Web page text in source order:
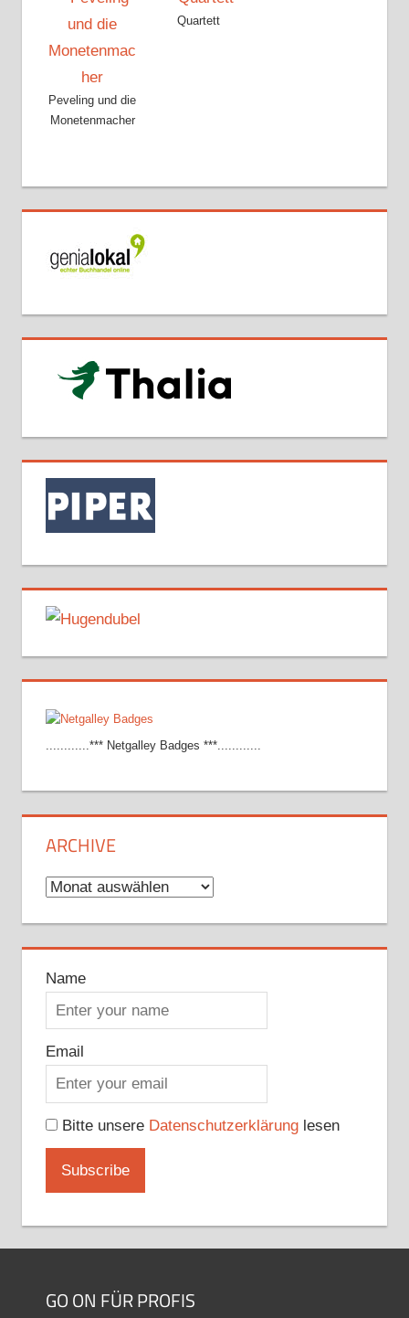
Peveling und die
Monetenmacher
Quartett
............*** Netgalley Badges ***............
ARCHIVE
Archive
Name
Email
Bitte unsere Datenschutzerklärunglesen
GO ON FÜR PROFIS